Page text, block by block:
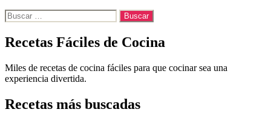
Buscar:
Recetas Fáciles de Cocina
Miles de recetas de cocina fáciles para que cocinar sea una
experiencia divertida.
Recetas más buscadas